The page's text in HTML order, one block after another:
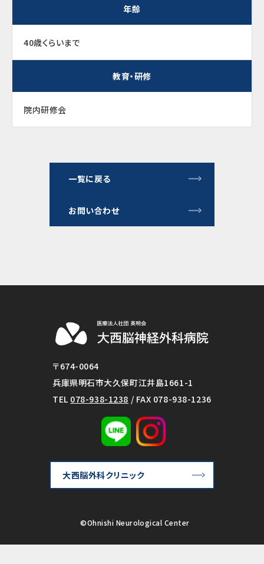
年齢
40歳くらいまで
教育・研修
院内研修会
一覧に戻る
お問い合わせ
〒674-0064
兵庫県明石市大久保町江井島1661-1
TEL 078-938-1238 / FAX 078-938-1236
大西脳外科クリニック
©Ohnishi Neurological Center